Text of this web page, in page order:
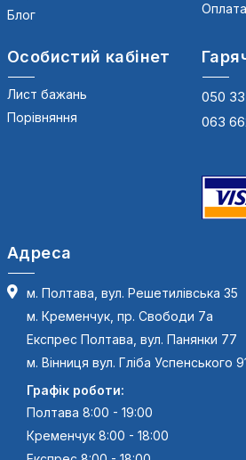
Блог
Особистий кабінет
Лист бажань
Порівняння
050
063
Адреса
м. Полтава, вул. Решетилівська 35
м. Кременчук, пр. Свободи 7а
Експрес Полтава, вул. Панянки 77
м. Вінниця вул. Гліба Успенського
Графік роботи:
Полтава 8:00 - 19:00
Кременчук 8:00 - 18:00